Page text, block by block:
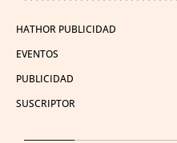
HATHOR PUBLICIDAD
EVENTOS
PUBLICIDAD
SUSCRIPTOR